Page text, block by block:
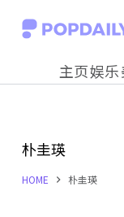
S
o
c
主页娱乐
朴圭瑛
HOME 朴圭瑛